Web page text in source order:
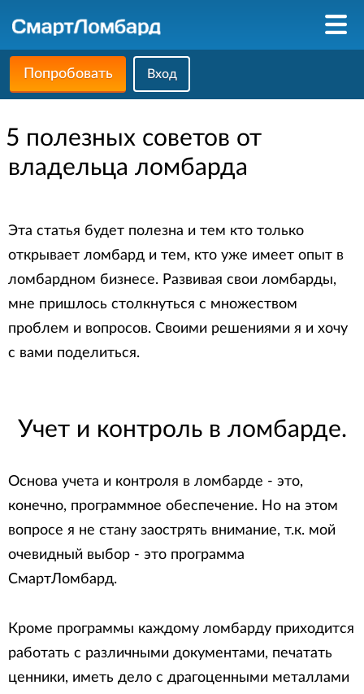
Попробовать Вход
5 полезных советов от
владельца ломбарда
Эта статья будет полезна и тем кто только
открывает ломбард и тем, кто уже имеет опыт в
ломбардном бизнесе. Развивая свои ломбарды,
мне пришлось столкнуться с множеством
проблем и вопросов. Своими решениями я и хочу
с вами поделиться.
Учет и контроль в ломбарде.
Основа учета и контроля в ломбарде - это,
конечно, программное обеспечение. Но на этом
вопросе я не стану заострять внимание, т.к. мой
очевидный выбор - это программа
СмартЛомбард.
Кроме программы каждому ломбарду приходится
работать с различными документами, печатать
ценники, иметь дело с драгоценными металлами